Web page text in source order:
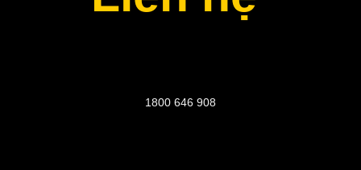
1800 646 908